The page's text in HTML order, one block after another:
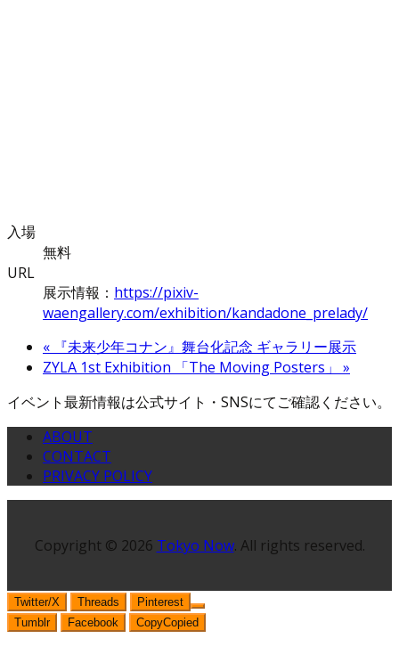
入場
無料
URL
展示情報： https://pixiv-
waengallery.com/exhibition/kandadone_prelady/
« 『未来少年コナン』舞台化記念 ギャラリー展示
ZYLA 1st Exhibition 「The Moving Posters」 »
イベント最新情報は公式サイト・SNSにてご確認ください。
ABOUT
CONTACT
PRIVACY POLICY
Copyright © 2026 Tokyo Now. All rights reserved.
Twitter/X Threads
Pinterest
Tumblr
Facebook CopyCopied